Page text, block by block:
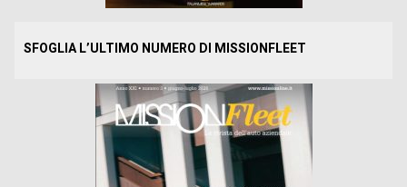
SFOGLIA L’ULTIMO NUMERO DI MISSIONFLEET